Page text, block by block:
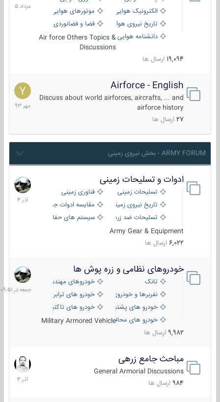
الکترونیک هوایی
موتورهای هوایی
تاریخ نیروی هوایی
فضا و فضانوردی
دانشنامه هواییAir force Others Topics &
Discussions
19,094 ارسال ها
1405
Airforce - English
Discuss about world airforces, aircrafts, ... and
airforce history
27 ارسال ها
15
مهر
1393
ARMY FORUM - بخش نیروی زمینی
ادوات و تسلیحات زمینی
تسلیحات زمینی
فناوری زمینی
تاریخ نیروی زمینی
مقایسه ادوات جنگی
تسلیحات ضد زره
سیستم های حفاظت فعال
Army Gear & Equipment
6,022 ارسال ها
21
آذر
1404
خودروهای نظامی و زره پوش ها
تانک
خودروهای مهندسی
نفربرها و خودروی های رزمی پیاده نظام
خودرو های ترابری نظامی
خودرو های پشتیبانی آتش ، شناسایی و ضد تانک
خودرو های تاکتیکی نظامی
خودرو های محافظت شدهMilitary Armored Vehicle
9,982 ارسال ها
جمعه
در
09:51
مباحث جامع زرهی
General Armorial Discussions
984 ارسال ها
7
آذر
1404